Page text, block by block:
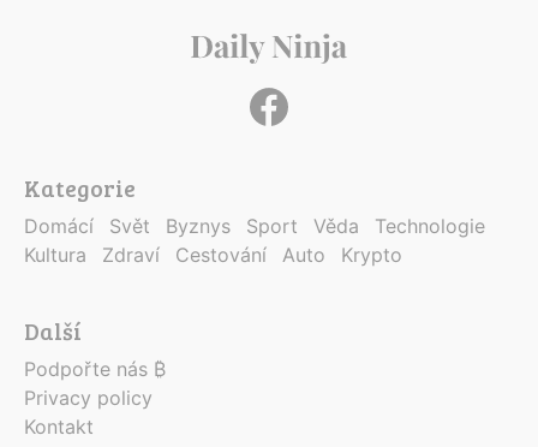
Kategorie
Domácí Svět Byznys Sport Věda
Technologie
Kultura
Zdraví Cestování Auto Krypto
Další
Podpořte nás ₿
Privacy policy
Kontakt